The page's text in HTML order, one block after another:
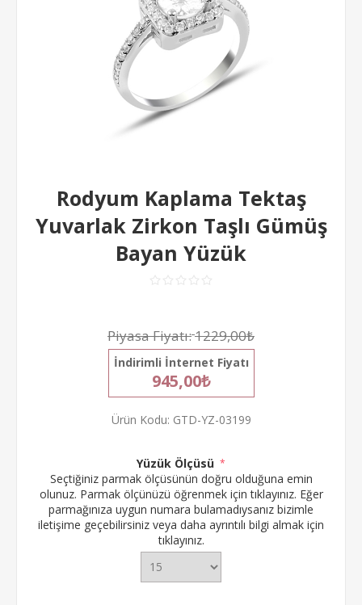
Rodyum Kaplama Tektaş
Yuvarlak Zirkon Taşlı Gümüş
Bayan Yüzük
Piyasa Fiyatı:1229,00₺
İndirimli İnternet Fiyatı
945,00₺
Ürün Kodu: GTD-YZ-03199
Yüzük Ölçüsü *
Seçtiğiniz parmak ölçüsünün doğru olduğuna emin
olunuz. Parmak ölçünüzü öğrenmek için tıklayınız. Eğer
parmağınıza uygun numara bulamadıysanız bizimle
iletişime geçebilirsiniz veya daha ayrıntılı bilgi almak için
tıklayınız.